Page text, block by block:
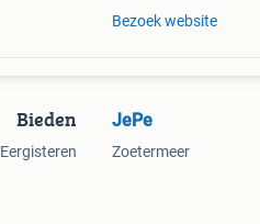
Bezoek website
Bieden
Eergisteren
JePe
Zoetermeer